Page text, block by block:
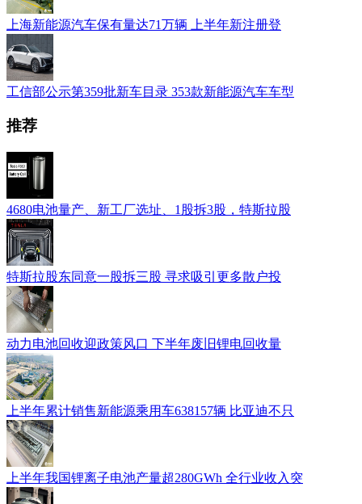
上海新能源汽车保有量达71万辆 上半年新注册登
工信部公示第359批新车目录 353款新能源汽车车型
推荐
4680电池量产、新工厂选址、1股拆3股，特斯拉股
特斯拉股东同意一股拆三股 寻求吸引更多散户投
动力电池回收迎政策风口 下半年废旧锂电回收量
上半年累计销售新能源乘用车638157辆 比亚迪不只
上半年我国锂离子电池产量超280GWh 全行业收入突